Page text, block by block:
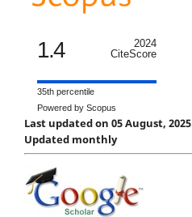
1.4
2024
CiteScore
35th percentile
Powered by Scopus
Last updated on 05 August, 2025
Updated monthly